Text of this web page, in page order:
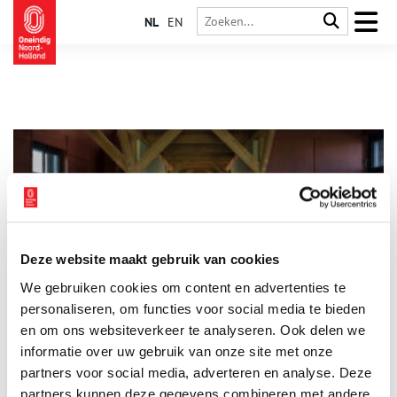
Deze website maakt gebruik van cookies
We gebruiken cookies om content en advertenties te
personaliseren, om functies voor social media te bieden
en om ons websiteverkeer te analyseren. Ook delen we
informatie over uw gebruik van onze site met onze
partners voor social media, adverteren en analyse. Deze
partners kunnen deze gegevens combineren met andere
NL EN
Na 1,5 jaar restauratie en verbouwing wordt De Zwarte Schuur
vandaag in Scharwoude heropend. Dit belangrijke
watererfgoed is samen met twee andere dijkmagazijnen
omarmd door Culture Matters en krijgt vanaf deze zomer een
nieuwe functie als duurzame guesthouse. Gasten kunnen hier
‘slapen als dijkwachter’ op een prachtige locatie aan de
Westfriese Omringdijk en het Markermeer; een gebied dat
3 min